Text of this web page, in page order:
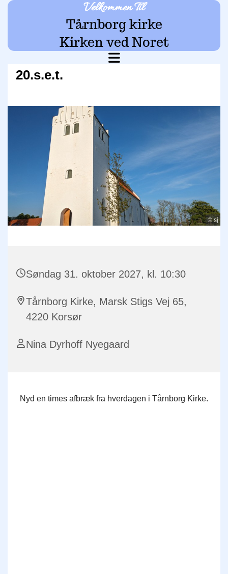
Velkommen Til
Tårnborg kirke
Kirken ved Noret
20.s.e.t.
© sj
Søndag 31. oktober 2027, kl. 10:30
Tårnborg Kirke, Marsk Stigs Vej 65,
4220 Korsør
Nina Dyrhoff Nyegaard
Nyd en times afbræk fra hverdagen i Tårnborg Kirke.